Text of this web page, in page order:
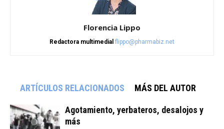
Florencia Lippo
Redactora multimedial flippo@pharmabiz.net
ARTÍCULOS RELACIONADOS MÁS DEL AUTOR
Agotamiento, yerbateros, desalojos y
más